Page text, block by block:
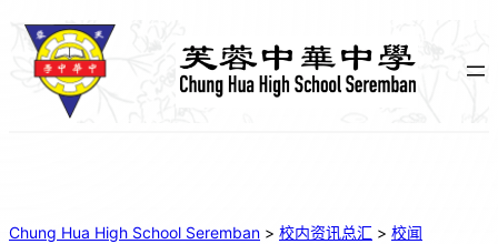
Chung Hua High School Seremban > 校内资讯总汇 > 校闻